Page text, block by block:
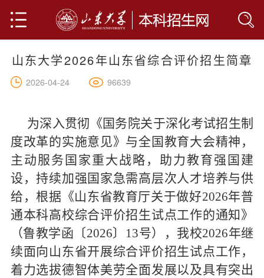
首页
学院设置
专业介绍
全部
人文科学
社会科学
基础科学
人才培养
网上报名
联系我们
山东大学2026年山东省综合评价招生简章
2026-04-24 96639
为深入贯彻《国务院关于深化考试招生制
度改革的实施意见》与全国教育大会精神，
主动服务国家重大战略，助力教育强国建
设，持续加强国家急需高层次人才培养与供
给，根据《山东省教育厅关于做好2026年普
通本科高校综合评价招生试点工作的通知》
（鲁教学函〔2026〕13号），我校2026年继
续面向山东省开展综合评价招生试点工作，
着力选拔德智体美劳全面发展以及具有突出